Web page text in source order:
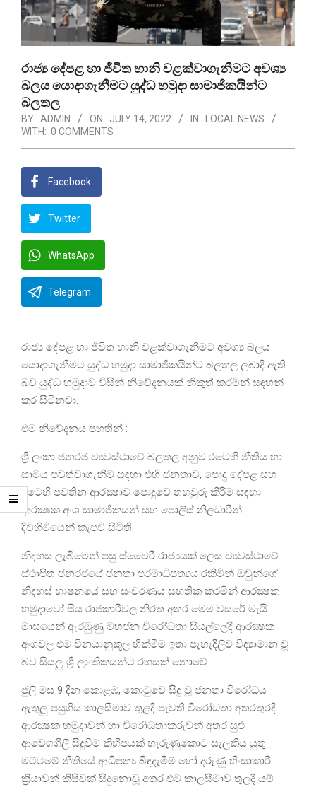
රාජ්‍ය දේපළ හා ජීවිත හානි වළක්වාගැනීමට අවශ්‍ය
බලය යොදාගැනීමට යුද්ධ හමුදා සාමාජිකයින්ට
බලතල
BY: ADMIN ON: JULY 14, 2022 IN:
LOCAL NEWS
WITH: 0 COMMENTS
Facebook
Twitter
WhatsApp
Telegram
රාජ්‍ය දේපළ හා ජීවිත හානි වළක්වාගැනීමට අවශ්‍ය බලය
යොදාගැනීමට යුද්ධ හමුදා සාමාජිකයින්ට බලතල ලබාදී ඇති
බව යුද්ධ හමුදාව විසින් නිවේදනයක් නිකුත් කරමින් සඳහන්
කර සිටිනවා.
එම නිවේදනය පහතින් :
ශ්‍රී ලංකා ජනරජ ව්‍යවස්ථාවේ බලතල අනුව රටෙහි නීතිය හා
සාමය පවත්වාගැනීම සඳහා එහි ජනතාව, පොදු දේපළ සහ
රටෙහි පවතින ආරක්‍ෂාව පොදුවේ තහවුරු කිරීම සඳහා
ආරක්‍ෂක අංශ සාමාජිකයන් සහ පොලිස් නිලධාරින්
දිවිහිමියෙන් කැපවී සිටිති.
නිදහස ලැබීමෙන් පසු ස්වෛරී රාජ්‍යයක් ලෙස ව්‍යවස්ථාවේ
ස්ථාපිත ජනරජයේ ජනතා පරමාධිපත්‍යය රකිමින් ඔවුන්ගේ
නිදහස් භාෂනයේ සහ සංචරණය සහතික කරමින් ආරක්‍ෂක
හමුදාවෝ සිය රාජකාරිවල නිරත අතර මෙම වසරේ මැයි
මාසයෙන් ඇරඹුණු මහජන විරෝධතා සියල්ලේදී ආරක්‍ෂක
අංශවල එම විනයානුකූල හික්මීම ඉතා පැහැදිලිව විද්‍යාමාන වූ
බව සියලු ශ්‍රී ලාංකිකයන්ට රහසක් නොවේ.
ජුලි මස 9 දින කොළඹ, කොටුවේ සිදු වූ ජනතා විරෝධය
ඇතුලු පසුගිය කාලසීමාව තුළදී පැවති විරෝධතා අතරතුරදී
ආරක්‍ෂක හමුදාවන් හා විරෝධතාකරුවන් අතර සුළු
ආවේගශීලී සිදුවීම් කිහිපයක් හැරුණුකොට සැලකිය යුතු
මට්ටමේ නීතියේ ආධිපත්‍ය බිඳදැමීම් හෝ දරුණු හිංසාකාරී
ක්‍රියාවන් කිසිවක් සිදුනොවූ අතර එම කාලසීමාව තුලදී යම්